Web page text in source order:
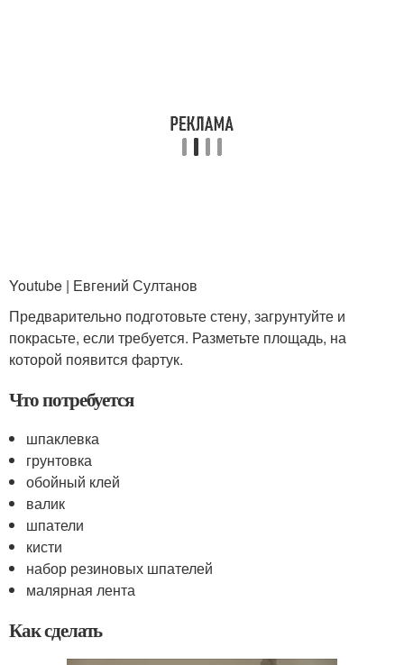
Youtube | Евгений Султанов
Предварительно подготовьте стену, загрунтуйте и
покрасьте, если требуется. Разметьте площадь, на
которой появится фартук.
Что потребуется
шпаклевка
грунтовка
обойный клей
валик
шпатели
кисти
набор резиновых шпателей
малярная лента
Как сделать